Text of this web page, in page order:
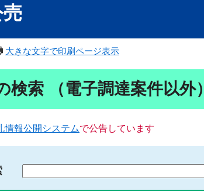
大きな文字で印刷ページ表示
検索 （電子調達案件以外）
情報公開システムで公告しています